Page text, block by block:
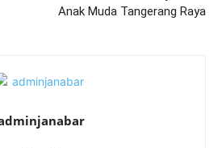
Anak Muda Tangerang Raya